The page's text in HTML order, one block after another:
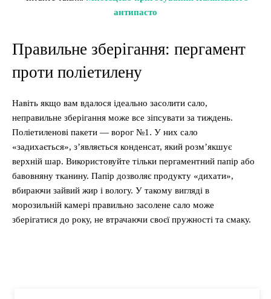
антипасто
Правильне зберігання: пергамент
проти поліетилену
Навіть якщо вам вдалося ідеально засолити сало,
неправильне зберігання може все зіпсувати за тиждень.
Поліетиленові пакети — ворог №1. У них сало
«задихається», з’являється конденсат, який розм’якшує
верхній шар. Використовуйте тільки пергаментний папір або
бавовняну тканину. Папір дозволяє продукту «дихати»,
вбираючи зайвий жир і вологу. У такому вигляді в
морозильній камері правильно засолене сало може
зберігатися до року, не втрачаючи своєї пружності та смаку.